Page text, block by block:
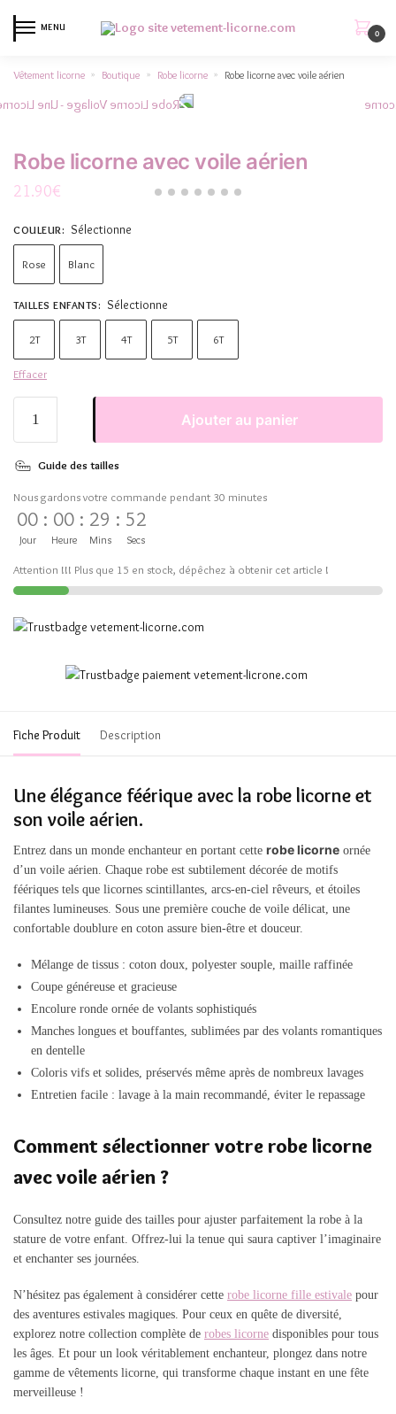
MENU
0
Vêtement licorne » Boutique » Robe licorne » Robe licorne avec voile aérien
Robe licorne avec voile aérien
21.90€
COULEUR: Sélectionne
Rose Blanc
TAILLES ENFANTS: Sélectionne
2T 3T 4T 5T 6T
Effacer
Ajouter au panier
Guide des tailles
Nous gardons votre commande pendant 30 minutes
00
Jour
: 00
Heure
: 29
Mins
: 51
Secs
Attention !!! Plus que 15 en stock, dépêchez à obtenir cet article !
Fiche Produit Description
Une élégance féérique avec la robe licorne et
son voile aérien.
Entrez dans un monde enchanteur en portant cette robe licorne ornée
d’un voile aérien. Chaque robe est subtilement décorée de motifs
féériques tels que licornes scintillantes, arcs-en-ciel rêveurs, et étoiles
filantes lumineuses. Sous une première couche de voile délicat, une
confortable doublure en coton assure bien-être et douceur.
Mélange de tissus : coton doux, polyester souple, maille raffinée
Coupe généreuse et gracieuse
Encolure ronde ornée de volants sophistiqués
Manches longues et bouffantes, sublimées par des volants romantiques
en dentelle
Coloris vifs et solides, préservés même après de nombreux lavages
Entretien facile : lavage à la main recommandé, éviter le repassage
Comment sélectionner votre robe licorne
avec voile aérien ?
Consultez notre guide des tailles pour ajuster parfaitement la robe à la
stature de votre enfant. Offrez-lui la tenue qui saura captiver l’imaginaire
et enchanter ses journées.
N’hésitez pas également à considérer cette robe licorne fille estivale pour
des aventures estivales magiques. Pour ceux en quête de diversité,
explorez notre collection complète de robes licorne disponibles pour tous
les âges. Et pour un look véritablement enchanteur, plongez dans notre
gamme de vêtements licorne, qui transforme chaque instant en une fête
merveilleuse !